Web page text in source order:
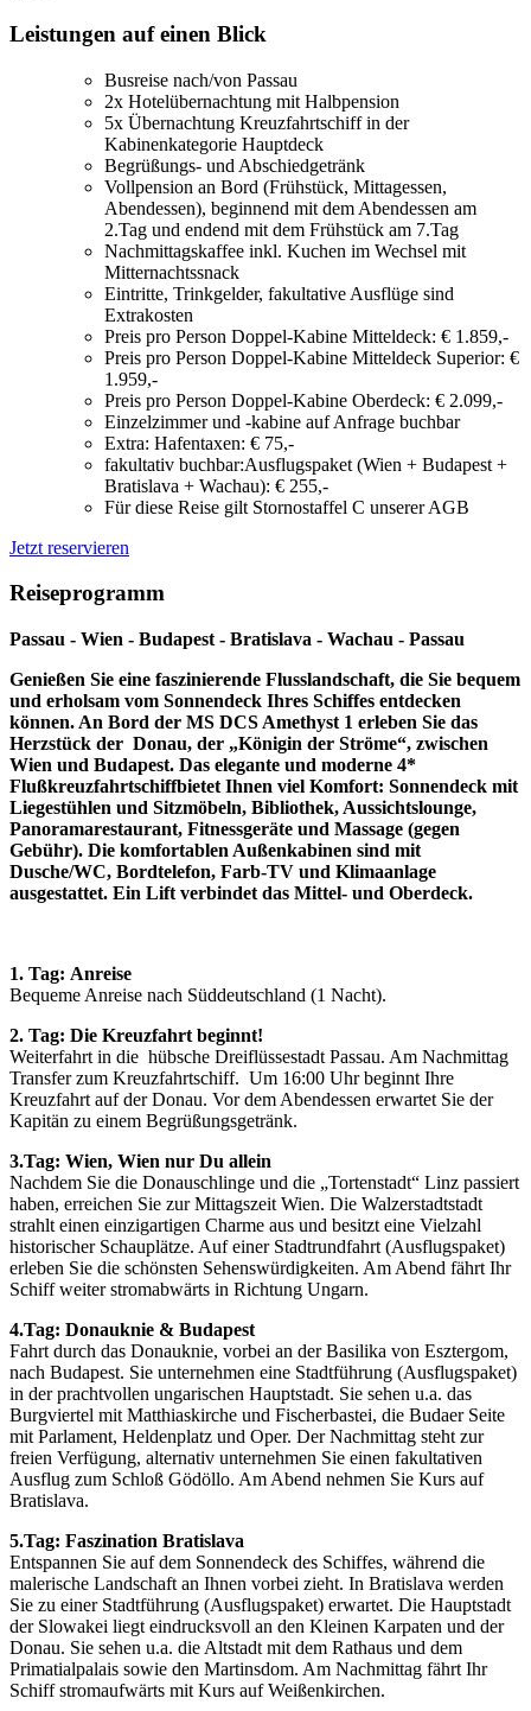
Leistungen auf einen Blick
Busreise nach/von Passau
2x Hotelübernachtung mit Halbpension
5x Übernachtung Kreuzfahrtschiff in der
Kabinenkategorie Hauptdeck
Begrüßungs- und Abschiedgetränk
Vollpension an Bord (Frühstück, Mittagessen,
Abendessen), beginnend mit dem Abendessen am
2.Tag und endend mit dem Frühstück am 7.Tag
Nachmittagskaffee inkl. Kuchen im Wechsel mit
Mitternachtssnack
Eintritte, Trinkgelder, fakultative Ausflüge sind
Extrakosten
Preis pro Person Doppel-Kabine Mitteldeck: € 1.859,-
Preis pro Person Doppel-Kabine Mitteldeck Superior: €
1.959,-
Preis pro Person Doppel-Kabine Oberdeck: € 2.099,-
Einzelzimmer und -kabine auf Anfrage buchbar
Extra: Hafentaxen: € 75,-
fakultativ buchbar:Ausflugspaket (Wien + Budapest +
Bratislava + Wachau): € 255,-
Für diese Reise gilt Stornostaffel C unserer AGB
Jetzt reservieren
Reiseprogramm
Passau - Wien - Budapest - Bratislava - Wachau - Passau
Genießen Sie eine faszinierende Flusslandschaft, die Sie bequem
und erholsam vom Sonnendeck Ihres Schiffes entdecken
können. An Bord der MS DCS Amethyst 1 erleben Sie das
Herzstück der Donau, der „Königin der Ströme“, zwischen
Wien und Budapest. Das elegante und moderne 4*
Flußkreuzfahrtschiffbietet Ihnen viel Komfort: Sonnendeck mit
Liegestühlen und Sitzmöbeln, Bibliothek, Aussichtslounge,
Panoramarestaurant, Fitnessgeräte und Massage (gegen
Gebühr). Die komfortablen Außenkabinen sind mit
Dusche/WC, Bordtelefon, Farb-TV und Klimaanlage
ausgestattet. Ein Lift verbindet das Mittel- und Oberdeck.
1. Tag: Anreise
Bequeme Anreise nach Süddeutschland (1 Nacht).
2. Tag: Die Kreuzfahrt beginnt!
Weiterfahrt in die hübsche Dreiflüssestadt Passau. Am Nachmittag
Transfer zum Kreuzfahrtschiff. Um 16:00 Uhr beginnt Ihre
Kreuzfahrt auf der Donau. Vor dem Abendessen erwartet Sie der
Kapitän zu einem Begrüßungsgetränk.
3.Tag: Wien, Wien nur Du allein
Nachdem Sie die Donauschlinge und die „Tortenstadt“ Linz passiert
haben, erreichen Sie zur Mittagszeit Wien. Die Walzerstadtstadt
strahlt einen einzigartigen Charme aus und besitzt eine Vielzahl
historischer Schauplätze. Auf einer Stadtrundfahrt (Ausflugspaket)
erleben Sie die schönsten Sehenswürdigkeiten. Am Abend fährt Ihr
Schiff weiter stromabwärts in Richtung Ungarn.
4.Tag: Donauknie & Budapest
Fahrt durch das Donauknie, vorbei an der Basilika von Esztergom,
nach Budapest. Sie unternehmen eine Stadtführung (Ausflugspaket)
in der prachtvollen ungarischen Hauptstadt. Sie sehen u.a. das
Burgviertel mit Matthiaskirche und Fischerbastei, die Budaer Seite
mit Parlament, Heldenplatz und Oper. Der Nachmittag steht zur
freien Verfügung, alternativ unternehmen Sie einen fakultativen
Ausflug zum Schloß Gödöllo. Am Abend nehmen Sie Kurs auf
Bratislava.
5.Tag: Faszination Bratislava
Entspannen Sie auf dem Sonnendeck des Schiffes, während die
malerische Landschaft an Ihnen vorbei zieht. In Bratislava werden
Sie zu einer Stadtführung (Ausflugspaket) erwartet. Die Hauptstadt
der Slowakei liegt eindrucksvoll an den Kleinen Karpaten und der
Donau. Sie sehen u.a. die Altstadt mit dem Rathaus und dem
Primatialpalais sowie den Martinsdom. Am Nachmittag fährt Ihr
Schiff stromaufwärts mit Kurs auf Weißenkirchen.